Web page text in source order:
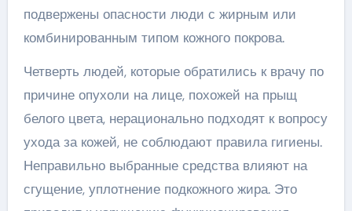
подвержены опасности люди с жирным или
комбинированным типом кожного покрова.
Четверть людей, которые обратились к врачу по
причине опухоли на лице, похожей на прыщ
белого цвета, нерационально подходят к вопросу
ухода за кожей, не соблюдают правила гигиены.
Неправильно выбранные средства влияют на
сгущение, уплотнение подкожного жира. Это